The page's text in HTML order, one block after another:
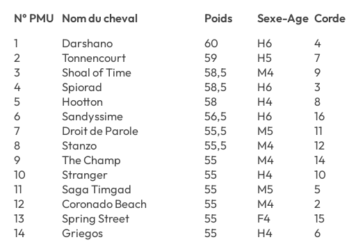
N° PMU Nom du cheval Poids Sexe-Age Corde
1
Darshano 60 H6 4
2
Tonnencourt 59 H5 7
3
Shoal of Time 58,5 M4 9
4
Spiorad 58,5 H6 3
5
Hootton 58 H4 8
6
Sandyssime 56,5 H6 16
7
Droit de Parole 55,5 M5 11
8
Stanzo 55,5 M4 12
9
The Champ 55 M4 14
10
Stranger 55 H4 10
11
Saga Timgad 55 M5 5
12
Coronado Beach 55 M4 2
13
Spring Street 55 F4 15
14
Griegos 55 H4 6